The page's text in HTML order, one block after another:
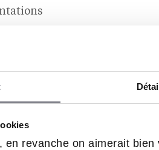
en revanche on aimerait
Ladurée, Häagen-Dazs ou
faire reconnu dans la
et ses réussites dans la
un atout précieux pour
branche Café Bakery du